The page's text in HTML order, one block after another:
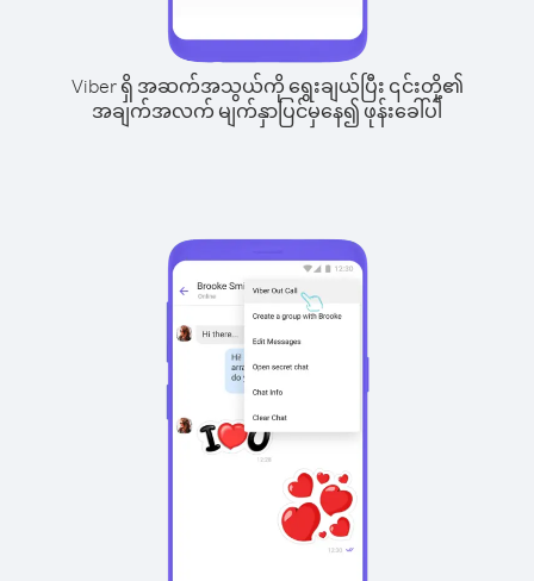
Viber ရှိ အဆက်အသွယ်ကို ရွေးချယ်ပြီး ၎င်းတို့၏
အချက်အလက် မျက်နှာပြင်မှနေ၍ ဖုန်းခေါ်ပါ